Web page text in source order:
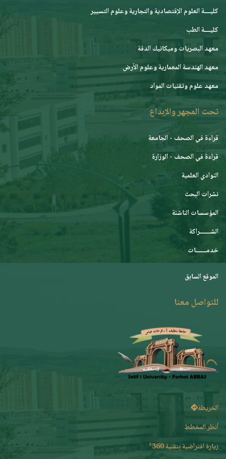
كليــــة العلوم الإقتصادية والتجارية وعلوم التسيير
كليــــة الطب
معهد البصريات وميكانيك الدقة
معهد الهندسة المعمارية وعلوم الأرض
معهد علوم وتقنيات المواد
تحت المجهر والإبداع
قراءة في الصحف - الجامعة
قراءة في الصحف - الوزارة
النوادي العلمية
نشرات البحث
المؤسسات الناشئة
الشـــــــراكة
خدمـــــــات
الموقع السابق
للتواصل معنا
الخريطة
أنظر المخطط
زيارة افتراضية بتقنية 360°